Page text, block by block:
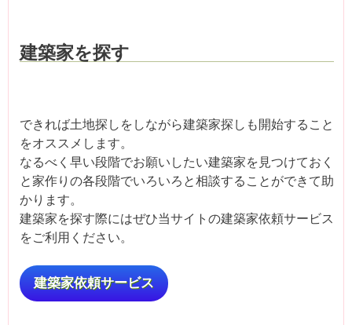
建築家を探す
できれば土地探しをしながら建築家探しも開始すること
をオススメします。
なるべく早い段階でお願いしたい建築家を見つけておく
と家作りの各段階でいろいろと相談することができて助
かります。
建築家を探す際にはぜひ当サイトの建築家依頼サービス
をご利用ください。
建築家依頼サービス